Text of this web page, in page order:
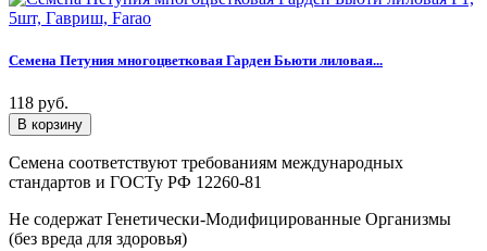
Семена Петуния многоцветковая Гарден Бьюти лиловая...
118 руб.
Семена соответствуют требованиям международных
стандартов и ГОСТу РФ 12260-81
Не содержат Генетически-Модифицированные Организмы
(без вреда для здоровья)